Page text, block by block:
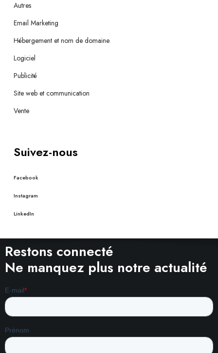
Autres
Email Marketing
Hébergement et nom de domaine
Logiciel
Publicité
Site web et communication
Vente
Suivez-nous
Facebook
Instagram
LinkedIn
Restons connecté
Ne manquez plus notre actualité